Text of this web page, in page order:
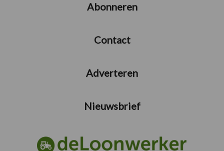
Abonneren
Contact
Adverteren
Nieuwsbrief